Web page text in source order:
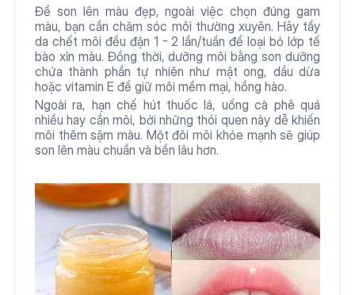
Để son lên màu đẹp, ngoài việc chọn đúng gam
màu, bạn cần chăm sóc môi thường xuyên. Hãy tẩy
da chết môi đều đặn 1 - 2 lần/tuần để loại bỏ lớp tế
bào xỉn màu. Đồng thời, dưỡng môi bằng son dưỡng
chứa thành phần tự nhiên như mật ong, dầu dừa
hoặc vitamin E để giữ môi mềm mại, hồng hào.
Ngoài ra, hạn chế hút thuốc lá, uống cà phê quá
nhiều hay cắn môi, bởi những thói quen này dễ khiến
môi thêm sậm màu. Một đôi môi khỏe mạnh sẽ giúp
son lên màu chuẩn và bền lâu hơn.